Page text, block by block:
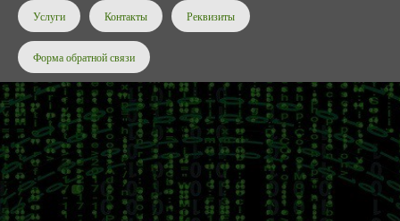
Услуги Контакты Реквизиты
Форма обратной связи